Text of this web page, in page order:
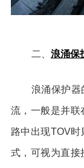
二、 浪涌保
浪涌保护器
流，一般是并联
路中出现TOV
式，可视为直接